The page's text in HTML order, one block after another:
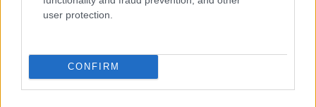
user protection.
CONFIRM